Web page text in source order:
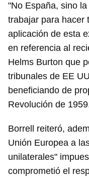
"No España, sino
trabajar para hacer
aplicación de esta
en referencia al
Helms Burton que
tribunales de EE
beneficiando de
Revolución de
Borrell reiteró,
Unión Europea a
unilaterales"
comprometió el